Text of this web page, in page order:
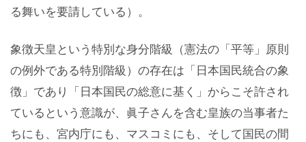
る舞いを要請している）。
象徴天皇という特別な身分階級（憲法の「平等」原則
の例外である特別階級）の存在は「日本国民統合の象
徴」であり「日本国民の総意に基く」からこそ許され
ているという意識が、眞子さんを含む皇族の当事者た
ちにも、宮内庁にも、マスコミにも、そして国民の間